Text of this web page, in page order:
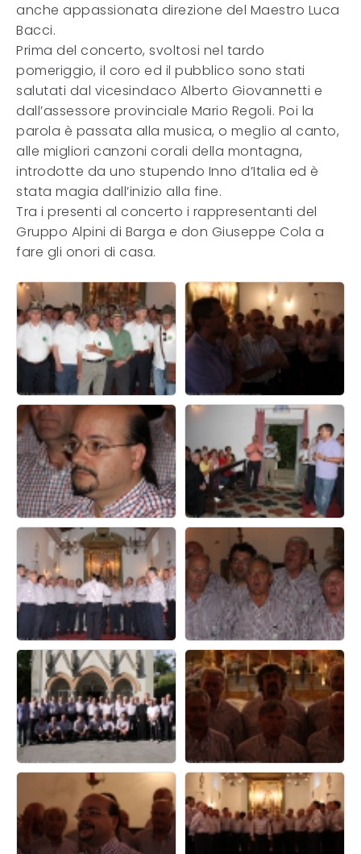
anche appassionata direzione del Maestro Luca
Bacci.
Prima del concerto, svoltosi nel tardo
pomeriggio, il coro ed il pubblico sono stati
salutati dal vicesindaco Alberto Giovannetti e
dall’assessore provinciale Mario Regoli. Poi la
parola è passata alla musica, o meglio al canto,
alle migliori canzoni corali della montagna,
introdotte da uno stupendo Inno d’Italia ed è
stata magia dall’inizio alla fine.
Tra i presenti al concerto i rappresentanti del
Gruppo Alpini di Barga e don Giuseppe Cola a
fare gli onori di casa.